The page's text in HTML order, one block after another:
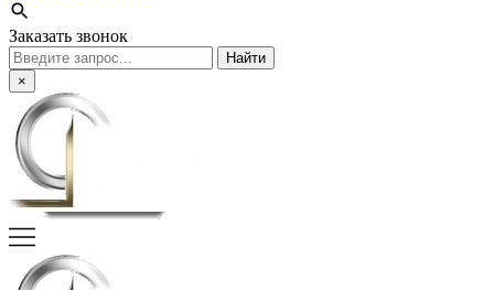
Заказать звонок
Поиск:
×